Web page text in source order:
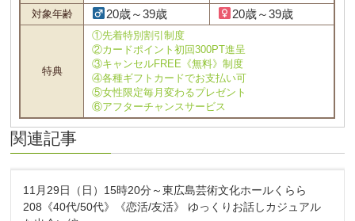
対象年齢 20歳～39歳 20歳～39歳
特典
①先着特別割引制度
②カードポイント初回300PT進呈
③キャンセルFREE《無料》制度
④各種ギフトカードでお支払い可
⑤女性限定毎月変わるプレゼント
⑥アフターチャンスサービス
関連記事
11月29日（日）15時20分～東広島芸術文化ホールくらら
208《40代/50代》《恋活/友活》 ゆっくりお話しカジュアル